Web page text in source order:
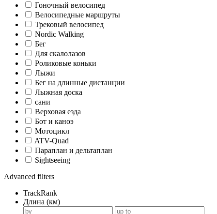
Гоночный велосипед
Велосипедные маршруты
Трековый велосипед
Nordic Walking
Бег
Для скалолазов
Роликовые коньки
Лыжи
Бег на длинные дистанции
Лыжная доска
сани
Верховая езда
Бот и каноэ
Мотоцикл
ATV-Quad
Параплан и дельтаплан
Sightseeing
Advanced filters
TrackRank
Длина (км)